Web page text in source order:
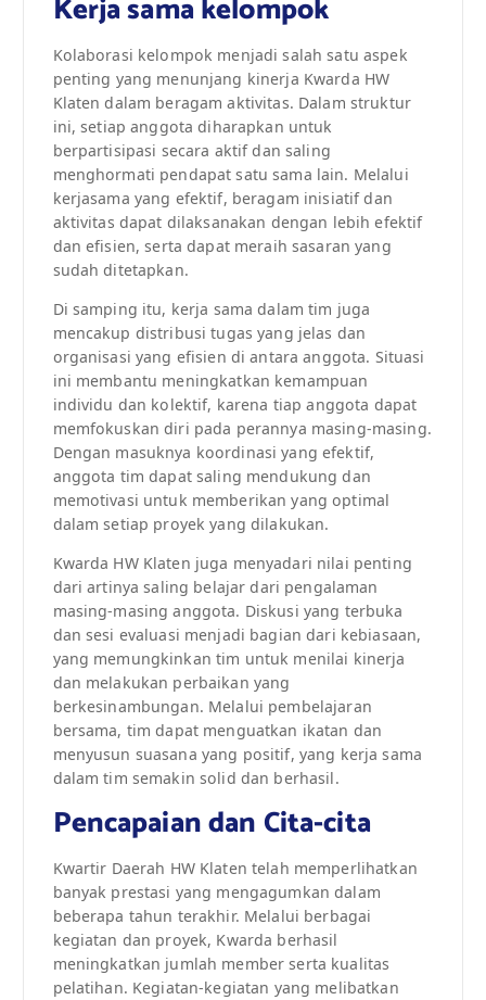
Kerja sama kelompok
Kolaborasi kelompok menjadi salah satu aspek
penting yang menunjang kinerja Kwarda HW
Klaten dalam beragam aktivitas. Dalam struktur
ini, setiap anggota diharapkan untuk
berpartisipasi secara aktif dan saling
menghormati pendapat satu sama lain. Melalui
kerjasama yang efektif, beragam inisiatif dan
aktivitas dapat dilaksanakan dengan lebih efektif
dan efisien, serta dapat meraih sasaran yang
sudah ditetapkan.
Di samping itu, kerja sama dalam tim juga
mencakup distribusi tugas yang jelas dan
organisasi yang efisien di antara anggota. Situasi
ini membantu meningkatkan kemampuan
individu dan kolektif, karena tiap anggota dapat
memfokuskan diri pada perannya masing-masing.
Dengan masuknya koordinasi yang efektif,
anggota tim dapat saling mendukung dan
memotivasi untuk memberikan yang optimal
dalam setiap proyek yang dilakukan.
Kwarda HW Klaten juga menyadari nilai penting
dari artinya saling belajar dari pengalaman
masing-masing anggota. Diskusi yang terbuka
dan sesi evaluasi menjadi bagian dari kebiasaan,
yang memungkinkan tim untuk menilai kinerja
dan melakukan perbaikan yang
berkesinambungan. Melalui pembelajaran
bersama, tim dapat menguatkan ikatan dan
menyusun suasana yang positif, yang kerja sama
dalam tim semakin solid dan berhasil.
Pencapaian dan Cita-cita
Kwartir Daerah HW Klaten telah memperlihatkan
banyak prestasi yang mengagumkan dalam
beberapa tahun terakhir. Melalui berbagai
kegiatan dan proyek, Kwarda berhasil
meningkatkan jumlah member serta kualitas
pelatihan. Kegiatan-kegiatan yang melibatkan